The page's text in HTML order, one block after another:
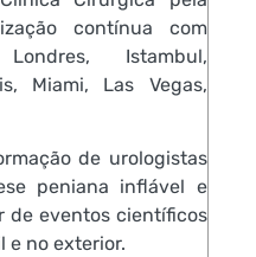
contínua com
Istambul,
Miami, Las Vegas,
de urologistas
peniana inflável e
de eventos científicos
e no exterior.